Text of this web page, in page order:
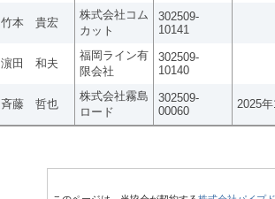
竹本 貴宏
株式会社コム
カット
302509-
10141
濵田 和夫
福岡ライン有
限会社
302509-
10140
斉藤 哲也
株式会社霧島
ロード
302509-
00060
2025